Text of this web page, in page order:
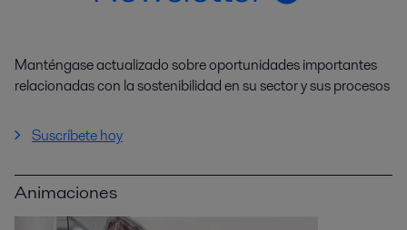
Manténgase actualizado sobre oportunidades importantes
relacionadas con la sostenibilidad en su sector y sus procesos
Suscríbete hoy
Animaciones